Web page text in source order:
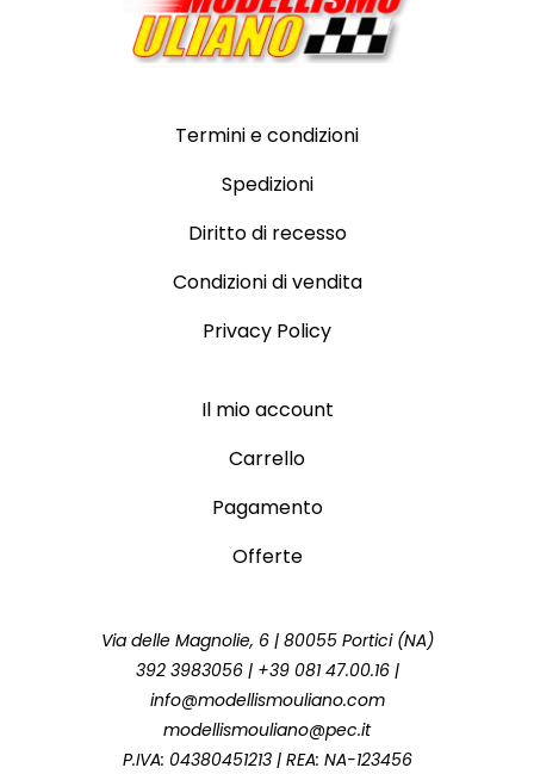
Termini e condizioni
Spedizioni
Diritto di recesso
Condizioni di vendita
Privacy Policy
Il mio account
Carrello
Pagamento
Offerte
Via delle Magnolie, 6 | 80055 Portici (NA)
392 3983056 | +39 081 47.00.16 |
info@modellismouliano.com
modellismouliano@pec.it
P.IVA: 04380451213 | REA: NA-123456